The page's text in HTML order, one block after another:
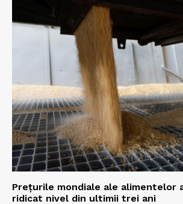
Prețurile mondiale ale alimentelor
ridicat nivel din ultimii trei ani